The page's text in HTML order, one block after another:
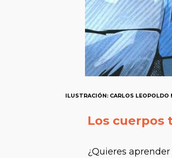
ILUSTRACIÓN: CARLOS LEOPOLDO
Los cuerpos
¿Quieres